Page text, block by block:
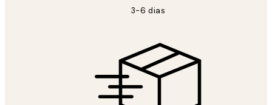
3-6 dias